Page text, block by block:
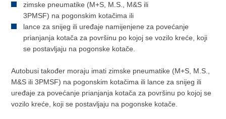
zimske pneumatike (M+S, M.S., M&S ili
3PMSF) na pogonskim kotačima ili
lance za snijeg ili uređaje namijenjene za povećanje
prianjanja kotača za površinu po kojoj se vozilo kreće, koji
se postavljaju na pogonske kotače.
Autobusi također moraju imati zimske pneumatike (M+S, M.S.,
M&S ili 3PMSF) na pogonskim kotačima ili lance za snijeg ili
uređaje za povećanje prianjanja kotača za površinu po kojoj se
vozilo kreće, koji se postavljaju na pogonske kotače.